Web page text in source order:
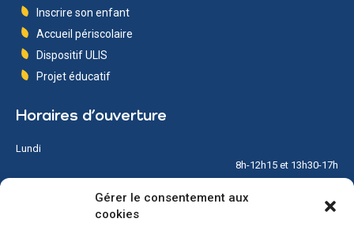
Gérer le consentement aux
cookies
Inscrire son enfant
Accueil périscolaire
Dispositif ULIS
Projet éducatif
Horaires d’ouverture
Lundi
8h-12h15 et 13h30-17h
8h-12h15 et 13h30-17h